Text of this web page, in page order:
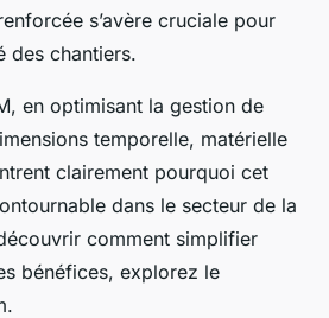
s’avère cruciale pour
des chantiers.
en optimisant la gestion de
temporelle, matérielle
clairement pourquoi cet
dans le secteur de la
comment simplifier
bénéfices, explorez le